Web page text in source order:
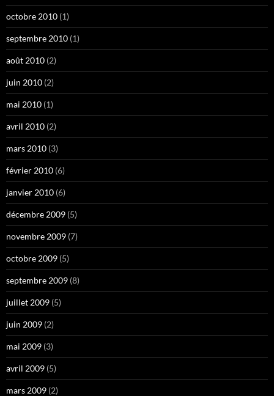
octobre 2010 (1)
septembre 2010 (1)
août 2010 (2)
juin 2010 (2)
mai 2010 (1)
avril 2010 (2)
mars 2010 (3)
février 2010 (6)
janvier 2010 (6)
décembre 2009 (5)
novembre 2009 (7)
octobre 2009 (5)
septembre 2009 (8)
juillet 2009 (5)
juin 2009 (2)
mai 2009 (3)
avril 2009 (5)
mars 2009 (2)